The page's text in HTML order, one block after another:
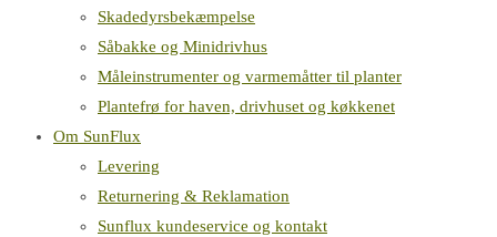
Skadedyrsbekæmpelse
Såbakke og Minidrivhus
Måleinstrumenter og varmemåtter til planter
Plantefrø for haven, drivhuset og køkkenet
Om SunFlux
Levering
Returnering & Reklamation
Sunflux kundeservice og kontakt